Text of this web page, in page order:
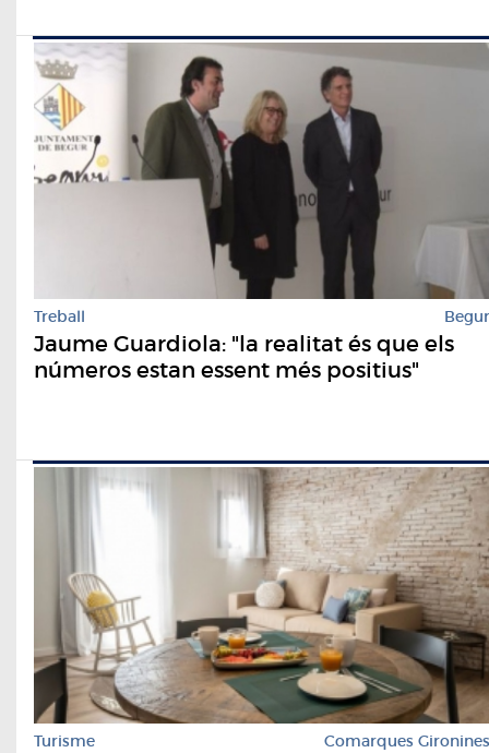
Treball Begur
Jaume Guardiola: "la realitat és que els
números estan essent més positius"
Turisme Comarques Gironines